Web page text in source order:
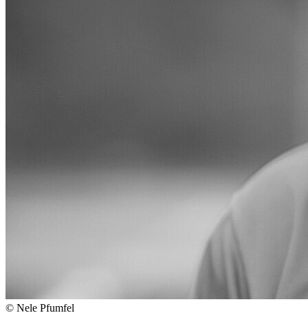
© Nele Pfumfel